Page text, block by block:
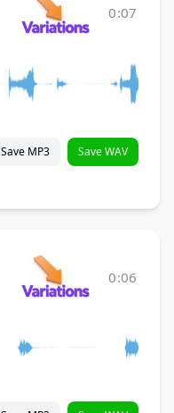
0:07
Save MP3 Save WAV
0:06